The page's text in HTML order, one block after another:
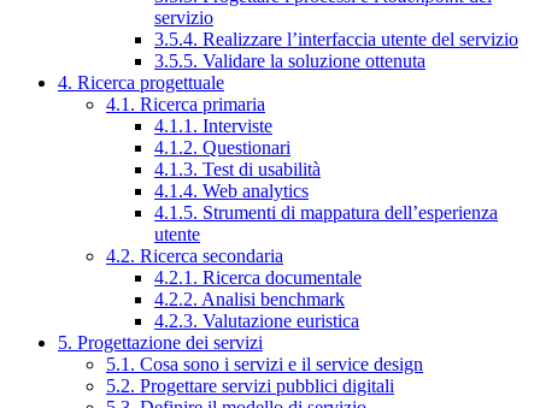
servizio
3.5.4. Realizzare l’interfaccia utente del servizio
3.5.5. Validare la soluzione ottenuta
4. Ricerca progettuale
4.1. Ricerca primaria
4.1.1. Interviste
4.1.2. Questionari
4.1.3. Test di usabilità
4.1.4. Web analytics
4.1.5. Strumenti di mappatura dell’esperienza
utente
4.2. Ricerca secondaria
4.2.1. Ricerca documentale
4.2.2. Analisi benchmark
4.2.3. Valutazione euristica
5. Progettazione dei servizi
5.1. Cosa sono i servizi e il service design
5.2. Progettare servizi pubblici digitali